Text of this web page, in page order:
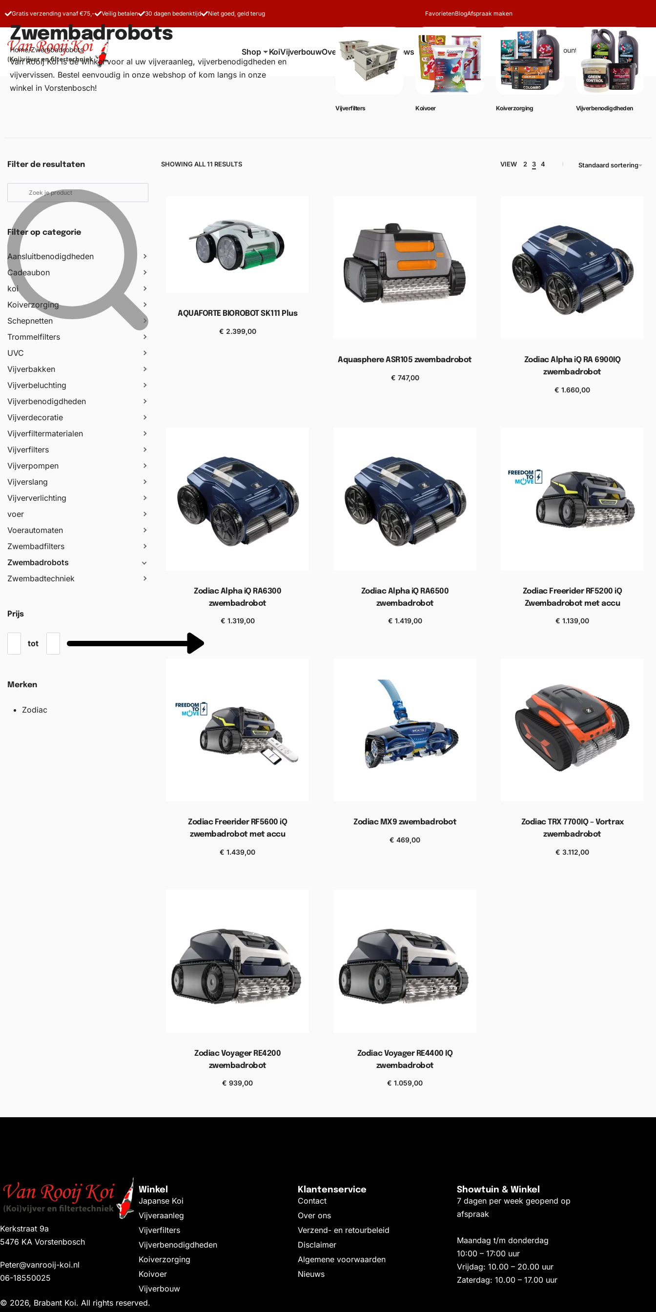
Gratis verzending vanaf €75,- Veilig betalen 30 dagen bedenktijd Niet goed, geld terug FavorietenBlogAfspraak maken
Shop KoiVijverbouwOver onsContactReviews Zoeken Account Winkelwagen 0
Zwembadrobots
Home/Zwembadrobots
Van Rooij Koi is dé winkel voor al uw vijveraanleg, vijverbenodigdheden en
vijvervissen. Bestel eenvoudig in onze webshop of kom langs in onze
winkel in Vorstenbosch!
Vijverfilters Koivoer Koiverzorging Vijverbenodigdheden
Filter de resultaten
Filter op categorie
Aansluitbenodigdheden
Cadeaubon
koi
Koiverzorging
Schepnetten
Trommelfilters
UVC
Vijverbakken
Vijverbeluchting
Vijverbenodigdheden
Vijverdecoratie
Vijverfiltermaterialen
Vijverfilters
Vijverpompen
Vijverslang
Vijververlichting
voer
Voerautomaten
Zwembadfilters
Zwembadrobots
Zwembadtechniek
Prijs
tot
Merken
Zodiac
SHOWING ALL 11 RESULTS VIEW 2 3 4 Standaard sortering
AQUAFORTE BIOROBOT SK111 Plus
€ 2.399,00
Aquasphere ASR105 zwembadrobot
€ 747,00
Zodiac Alpha iQ RA 6900IQ
zwembadrobot
€ 1.660,00
Zodiac Alpha iQ RA6300
zwembadrobot
€ 1.319,00
Toevoegen aan winkelwagen
Zodiac Alpha iQ RA6500
zwembadrobot
€ 1.419,00
Zodiac Freerider RF5200 iQ
Zwembadrobot met accu
€ 1.139,00
Zodiac Freerider RF5600 iQ
zwembadrobot met accu
€ 1.439,00
Zodiac MX9 zwembadrobot
€ 469,00
Zodiac TRX 7700IQ – Vortrax
zwembadrobot
€ 3.112,00
Zodiac Voyager RE4200
zwembadrobot
€ 939,00
Zodiac Voyager RE4400 IQ
zwembadrobot
€ 1.059,00
Kerkstraat 9a
5476 KA Vorstenbosch
Peter@vanrooij-koi.nl
06-18550025
Winkel
Japanse Koi
Vijveraanleg
Vijverfilters
Vijverbenodigdheden
Koiverzorging
Koivoer
Vijverbouw
Klantenservice
Contact
Over ons
Verzend- en retourbeleid
Disclaimer
Algemene voorwaarden
Nieuws
Showtuin & Winkel
7 dagen per week geopend op
afspraak
Maandag t/m donderdag
10:00 – 17:00 uur
Vrijdag: 10.00 – 20.00 uur
Zaterdag: 10.00 – 17.00 uur
© 2026, Brabant Koi. All rights reserved.